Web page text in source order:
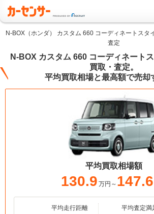
N-BOX（ホンダ） カスタム 660 コーディネートスタ
査定
N-BOX カスタム 660 コーディネート
買取・査定。
平均買取相場と最高額で売却
平均買取相場額
130.9 万円～ 147.6
平均走行距離 平均査定満